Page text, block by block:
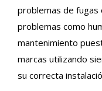
problemas de
problemas como
mantenimiento
marcas utilizando
su correcta